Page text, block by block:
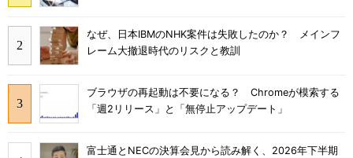
なぜ、日本IBMのNHK案件は失敗したのか？ メインフ
レーム大撤退時代のリスクと教訓
ブラウザの再起動は不要になる？ Chromeが模索する
「週2リリース」と「無停止アップデート」
富士通とNECの決算会見から読み解く、2026年下半期